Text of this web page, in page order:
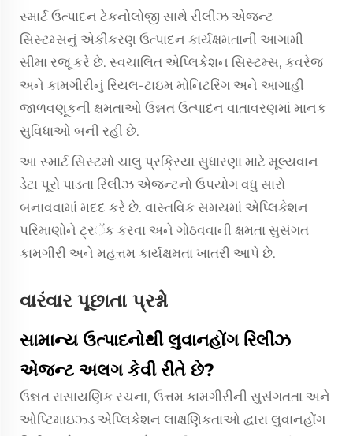
સ્માર્ટ ઉત્પાદન ટેકનોલોજી સાથે રીલીઝ એજન્ટ
સિસ્ટમ્સનું એકીકરણ ઉત્પાદન કાર્યક્ષમતાની આગામી
સીમા રજૂ કરે છે. સ્વચાલિત એપ્લિકેશન સિસ્ટમ્સ, કવરેજ
અને કામગીરીનું રિયલ-ટાઇમ મોનિટરિંગ અને આગાહી
જાળવણૂકની ક્ષમતાઓ ઉન્નત ઉત્પાદન વાતાવરણમાં માનક
સુવિધાઓ બની રહી છે.
આ સ્માર્ટ સિસ્ટમો ચાલુ પ્રક્રિયા સુધારણા માટે મૂલ્યવાન
ડેટા પૂરો પાડતા રિલીઝ એજન્ટનો ઉપયોગ વધુ સારો
બનાવવામાં મદદ કરે છે. વાસ્તવિક સમયમાં એપ્લિકેશન
પરિમાણોને ટ્ર‍ॅક કરવા અને ગોઠવવાની ક્ષમતા સુસંગત
કામગીરી અને મહત્તમ કાર્યક્ષમતા ખાતરી આપે છે.
વારંવાર પૂછાતા પ્રશ્નો
સામાન્ય ઉત્પાદનોથી લુવાનહોંગ રિલીઝ
એજન્ટ અલગ કેવી રીતે છે?
ઉન્નત રાસાયણિક રચના, ઉત્તમ કામગીરીની સુસંગતતા અને
ઓપ્ટિમાઇઝ્ડ એપ્લિકેશન લાક્ષણિકતાઓ દ્વારા લુવાનહોંગ